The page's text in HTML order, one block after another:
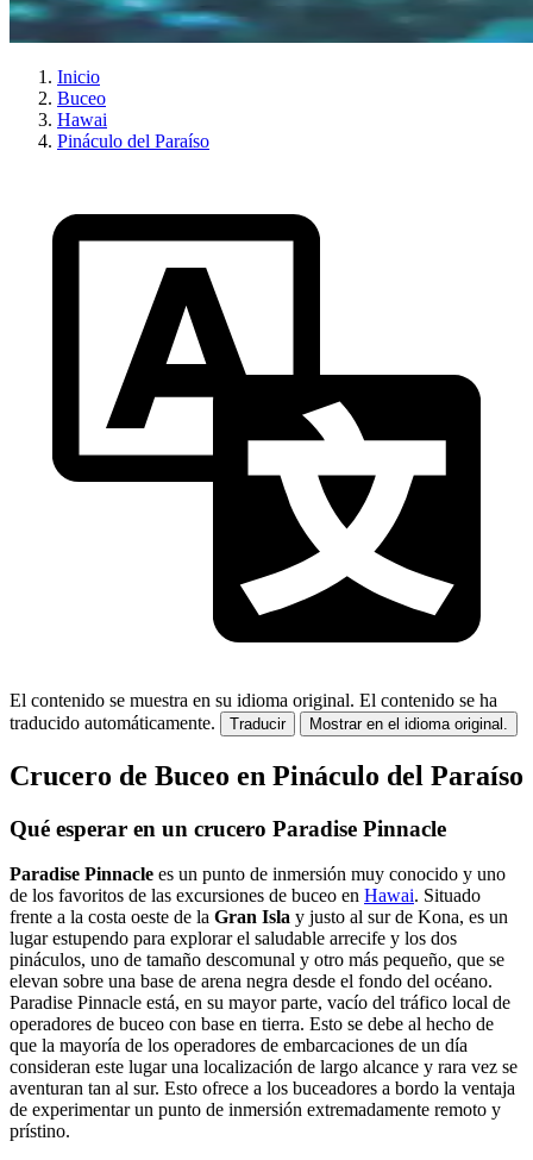
Inicio
Buceo
Hawai
Pináculo del Paraíso
El contenido se muestra en su idioma original. El contenido se ha
traducido automáticamente.
Traducir Mostrar en el idioma original.
Crucero de Buceo en Pináculo del Paraíso
Qué esperar en un crucero Paradise Pinnacle
Paradise Pinnacle es un punto de inmersión muy conocido y uno
de los favoritos de las excursiones de buceo en Hawai. Situado
frente a la costa oeste de la Gran Isla y justo al sur de Kona, es un
lugar estupendo para explorar el saludable arrecife y los dos
pináculos, uno de tamaño descomunal y otro más pequeño, que se
elevan sobre una base de arena negra desde el fondo del océano.
Paradise Pinnacle está, en su mayor parte, vacío del tráfico local de
operadores de buceo con base en tierra. Esto se debe al hecho de
que la mayoría de los operadores de embarcaciones de un día
consideran este lugar una localización de largo alcance y rara vez se
aventuran tan al sur. Esto ofrece a los buceadores a bordo la ventaja
de experimentar un punto de inmersión extremadamente remoto y
prístino.